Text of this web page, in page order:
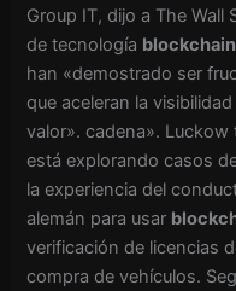
Group IT, dijo a The Wall
de tecnología blockchain
han «demostrado ser
que aceleran la
valor». cadena». Luckow
está explorando casos
la experiencia del
alemán para usar
verificación de licencias
compra de vehículos.